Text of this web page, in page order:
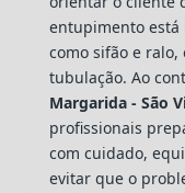
entupimento está
como sifão e
tubulação. Ao
Margarida - São
profissionais
com cuidado,
evitar que o